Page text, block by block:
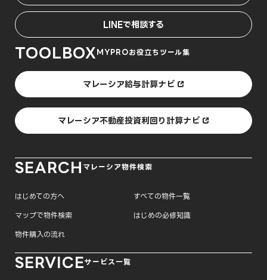
LINEで相談する
MYPROお役立ちツール集
TOOLBOX
マレーシア給与計算ナビ
マレーシア不動産投資利回り計算ナビ
マレーシア物件検索
SEARCH
はじめての方へ すべての物件一覧
マップで物件検索 はじめの必修知識
物件購入の流れ
サービス一覧
SERVICE